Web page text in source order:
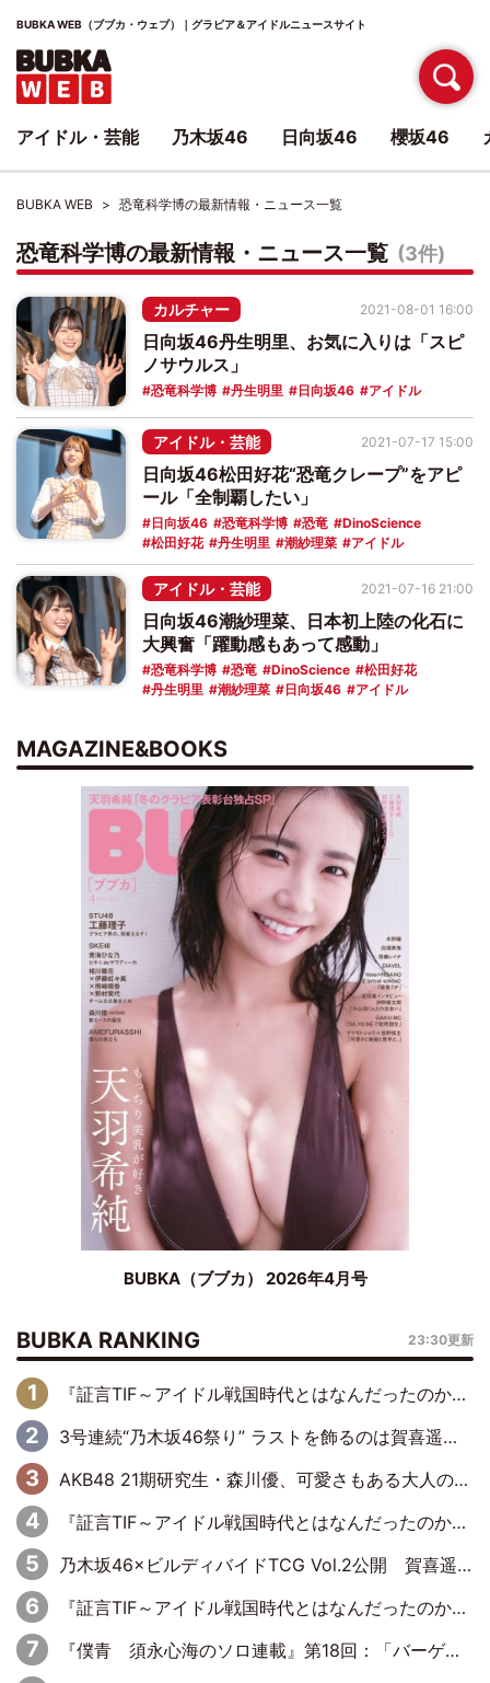
BUBKA WEB（ブブカ・ウェブ）｜グラビア＆アイドルニュースサイト
BUBKA WEB 恐竜科学博の最新情報・ニュース一覧
恐竜科学博の最新情報・ニュース一覧 (3件)
カルチャー
日向坂46丹生明里、お気に入りは「スピ
ノサウルス」
恐竜科学博 丹生明里 日向坂46 アイドル
2021-08-01 16:00
アイドル・芸能
日向坂46松田好花“恐竜クレープ”をアピ
ール「全制覇したい」
日向坂46 恐竜科学博 恐竜
DinoScience
松田好花
丹生明里 潮紗理菜 アイドル
2021-07-17 15:00
アイドル・芸能
日向坂46潮紗理菜、日本初上陸の化石に
大興奮「躍動感もあって感動」
恐竜科学博 恐竜 DinoScience
松田好花
丹生明里
潮紗理菜 日向坂46 アイドル
2021-07-16 21:00
MAGAZINE&BOOKS
BUBKA（ブブカ） 2026年4月号
BUBKA RANKING 23:30更新
『証言TIF～アイドル戦国時代とはなんだったのか～』第6回：でんぱ組.inc・古川未鈴×相沢梨紗「『ハロプロやりたかったな』って言ったら、夢眠ねむさんに『てめえはでんぱ組．incなんだよ！』って肩パンされて(笑)」
3号連続“乃木坂46祭り” ラストを飾るのは賀喜遥香…5年ぶりの登場に「5年分大人になった私を見ていただけたら」
AKB48 21期研究生・森川優、可愛さもある大人の女性に
『証言TIF～アイドル戦国時代とはなんだったのか～』第10回：さくら学院・武藤彩未×飯田らうら「正直、中3で辞めるというのを信じてなくて。そう言われてはいたけど、嘘でしょって」
乃木坂46×ビルディバイドTCG Vol.2公開 賀喜遥香＆田村真佑が『京まふ』ステージに登壇
『証言TIF～アイドル戦国時代とはなんだったのか～』第11回：私立恵比寿中学・真山りか×安本彩花「TIFで10年ぶりのキョンシーメイクをしたら、場を完全に引かせてしまって。時代が変わったんだなって」
『僕青 須永心海のソロ連載』第18回：「バーゲンセールハンターみうな inしまむら」編
アイドル・芸能 乃木坂46 日向坂46 櫻坂46